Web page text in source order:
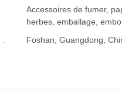
Accessoires de fumer,
herbes, emballage,
:
Foshan, Guangdong,